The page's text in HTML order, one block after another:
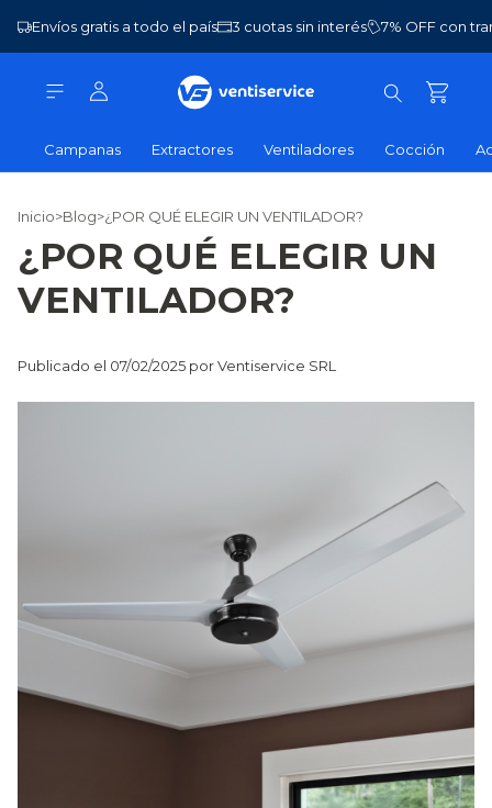
Envíos gratis a todo el país 3 cuotas sin interés 7% OFF con
Campanas Extractores Ventiladores Cocción
Inicio>Blog>¿POR QUÉ ELEGIR UN VENTILADOR?
¿POR QUÉ ELEGIR UN
VENTILADOR?
Publicado el 07/02/2025 por Ventiservice SRL